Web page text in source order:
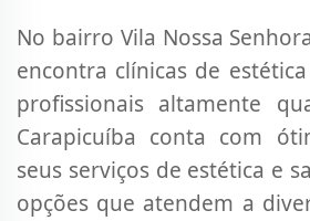
No bairro Vila Nossa
encontra clínicas de
profissionais altamente
Carapicuíba conta com
seus serviços de estética e
opções que atendem a